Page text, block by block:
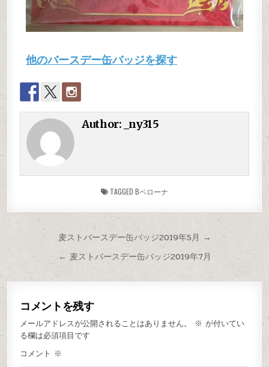
他のバースデー缶バッジを探す
Author: _ny315
TAGGED Bペローナ
麦ストバースデー缶バッジ2019年5月 →
← 麦ストバースデー缶バッジ2019年7月
コメントを残す
メールアドレスが公開されることはありません。 ※ が付いてい
る欄は必須項目です
コメント ※